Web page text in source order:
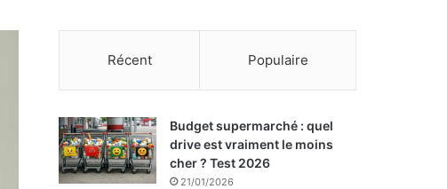
Récent Populaire
Budget supermarché : quel
drive est vraiment le moins
cher ? Test 2026
21/01/2026